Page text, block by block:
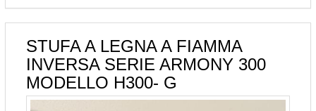
STUFA A LEGNA A FIAMMA
INVERSA SERIE ARMONY 300
MODELLO H300- G